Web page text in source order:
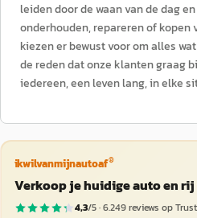
leiden door de waan van de dag
onderhouden, repareren of kopen
kiezen er bewust voor om alles
de reden dat onze klanten graag
iedereen, een leven lang, in elke
ikwilvanmijnautoaf®
Verkoop je huidige auto en rij
4,3/5 ·6.249reviews op